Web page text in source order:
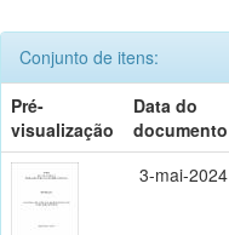
Conjunto de itens:
Pré-
visualização
Data do
documento
3-mai-2024